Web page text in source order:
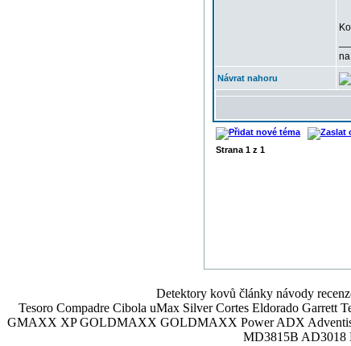
Návrat nahoru
Strana 1 z 1
Detektory kovů články návody
Tesoro Compadre Cibola uMax Silver Cortes Eldorado Garrett
GMAXX XP GOLDMAXX GOLDMAXX Power ADX Adventis
MD3815B AD3018